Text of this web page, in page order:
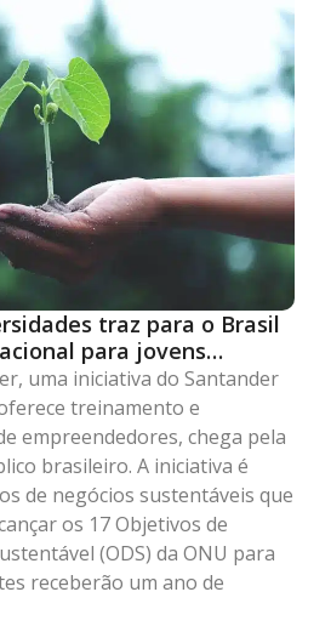
traz para o Brasil
para jovens
uma iniciativa do Santander
treinamento e
empreendedores, chega pela
brasileiro. A iniciativa é
de negócios sustentáveis que
os 17 Objetivos de
(ODS) da ONU para
receberão um ano de